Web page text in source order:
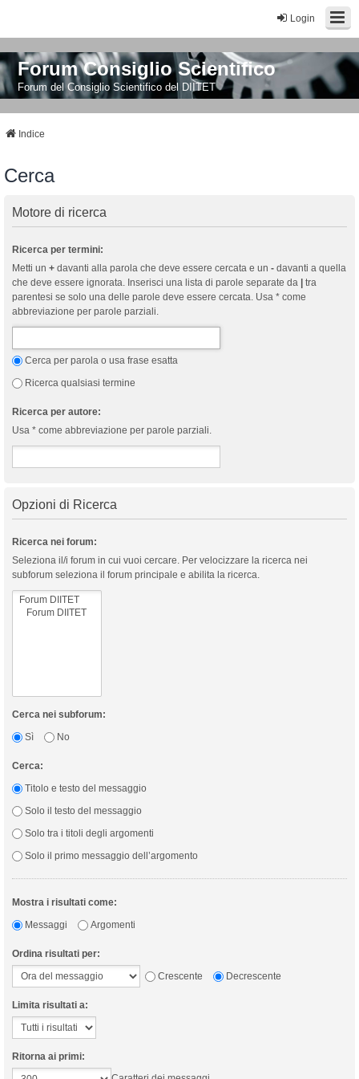
Login
Forum Consiglio Scientifico
Forum del Consiglio Scientifico del DIITET
Indice
Cerca
Motore di ricerca
Ricerca per termini:
Metti un + davanti alla parola che deve essere cercata e un - davanti a quella
che deve essere ignorata. Inserisci una lista di parole separate da
tra
parentesi se solo una delle parole deve essere cercata. Usa * come
abbreviazione per parole parziali.
Cerca per parola o usa frase esatta
Ricerca qualsiasi termine
Ricerca per autore:
Usa * come abbreviazione per parole parziali.
Opzioni di Ricerca
Ricerca nei forum:
Seleziona il/i forum in cui vuoi cercare. Per velocizzare la ricerca nei
subforum seleziona il forum principale e abilita la ricerca.
Cerca nei subforum:
Sì
No
Cerca:
Titolo e testo del messaggio
Solo il testo del messaggio
Solo tra i titoli degli argomenti
Solo il primo messaggio dell’argomento
Mostra i risultati come:
Messaggi
Argomenti
Ordina risultati per:
Crescente
Decrescente
Limita risultati a:
Ritorna ai primi: